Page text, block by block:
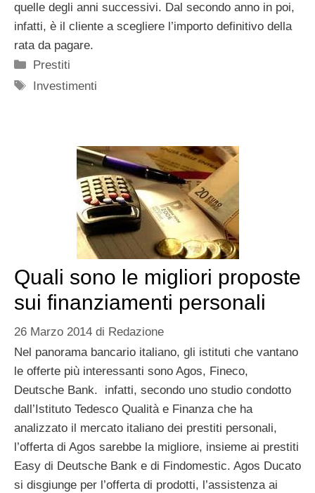
quelle degli anni successivi. Dal secondo anno in poi,
infatti, è il cliente a scegliere l’importo definitivo della
rata da pagare.
Categorie
Prestiti
Tag
Investimenti
Quali sono le migliori proposte
sui finanziamenti personali
26 Marzo 2014 di Redazione
Nel panorama bancario italiano, gli istituti che vantano
le offerte più interessanti sono Agos, Fineco,
Deutsche Bank. infatti, secondo uno studio condotto
dall’Istituto Tedesco Qualità e Finanza che ha
analizzato il mercato italiano dei prestiti personali,
l’offerta di Agos sarebbe la migliore, insieme ai prestiti
Easy di Deutsche Bank e di Findomestic. Agos Ducato
si disgiunge per l’offerta di prodotti, l’assistenza ai